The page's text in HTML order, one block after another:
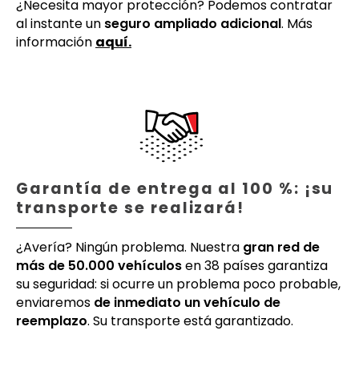
¿Necesita mayor protección? Podemos contratar
al instante un seguro ampliado adicional. Más
información aquí.
Garantía de entrega al 100 %: ¡su
transporte se realizará!
¿Avería? Ningún problema. Nuestra gran red de
más de 50.000 vehículosen 38 países garantiza
su seguridad: si ocurre un problema poco probable,
enviaremos de inmediato un vehículo de
reemplazo. Su transporte está garantizado.